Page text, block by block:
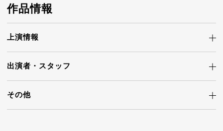
作品情報
上演情報
出演者・ スタッフ
その他